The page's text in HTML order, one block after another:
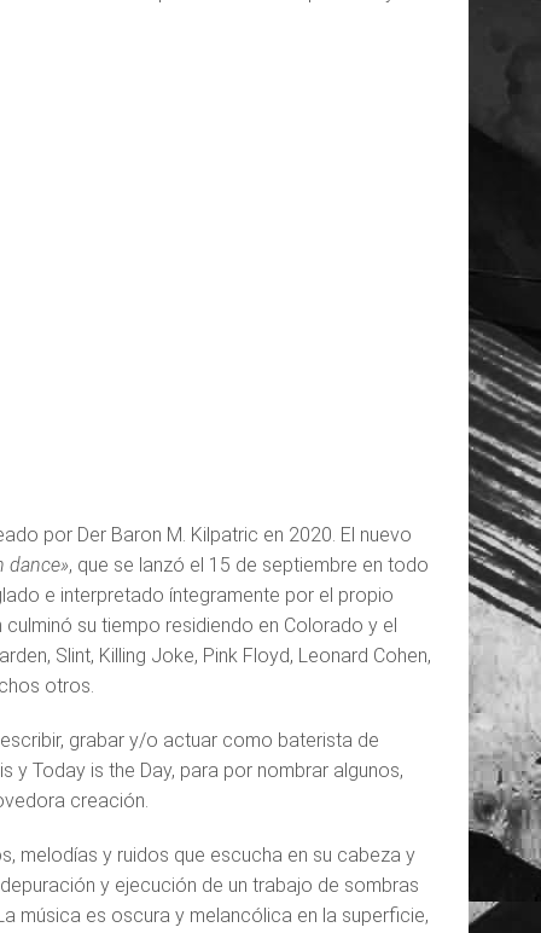
por Der Baron M. Kilpatric en 2020. El nuevo
dance», que se lanzó el 15 de septiembre en todo
e interpretado íntegramente por el propio
su tiempo residiendo en Colorado y el
Slint, Killing Joke, Pink Floyd, Leonard Cohen,
otros.
grabar y/o actuar como baterista de
y Today is the Day, para por nombrar algunos,
creación.
melodías y ruidos que escucha en su cabeza y
y ejecución de un trabajo de sombras
música es oscura y melancólica en la superficie,